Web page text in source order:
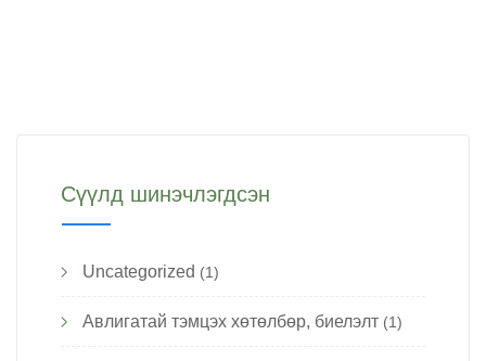
Сүүлд шинэчлэгдсэн
Uncategorized (1)
Авлигатай тэмцэх хөтөлбөр, биелэлт (1)